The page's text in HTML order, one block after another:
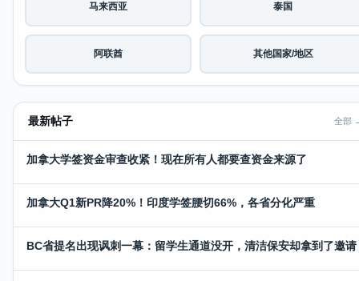
马来西亚 泰国
阿联酋 其他国家/地区
最新帖子 全部
加拿大学签资金审查收紧！现在所有人都要查资金来源了
加拿大Q1新PR降20%！印度学签腰切66%，各省分化严重
BC省提名出现讽刺一幕：留学生通道没开，清洁保安却拿到了邀请